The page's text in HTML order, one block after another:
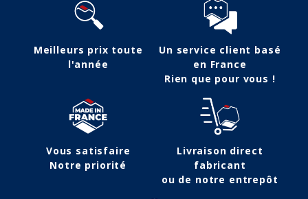
Meilleurs prix toute
l'année
Un service client basé
en France
Rien que pour vous !
Vous satisfaire
Notre priorité
Livraison direct
fabricant
ou de notre entrepôt